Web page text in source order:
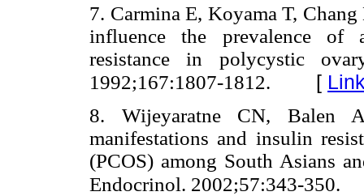
7. Carmina E, Koyama T,
influence the prevalence of
resistance in polycystic
1992;167:1807-1812. [
8. Wijeyaratne CN, Balen
manifestations and insulin
(PCOS) among South Asians
Endocrinol. 2002;57:343-350.